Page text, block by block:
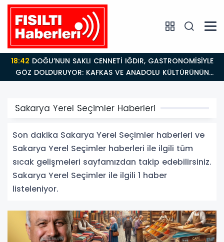
18:42
GÖZ DOLDURUYOR: KAFKAS VE ANADOLU KÜLTÜRÜNÜN
BULUŞMA NOKTASI
Sakarya Yerel Seçimler Haberleri
Son dakika Sakarya Yerel Seçimler haberleri ve
Sakarya Yerel Seçimler haberleri ile ilgili tüm
sıcak gelişmeleri sayfamızdan takip edebilirsiniz.
Sakarya Yerel Seçimler ile ilgili 1 haber
listeleniyor.